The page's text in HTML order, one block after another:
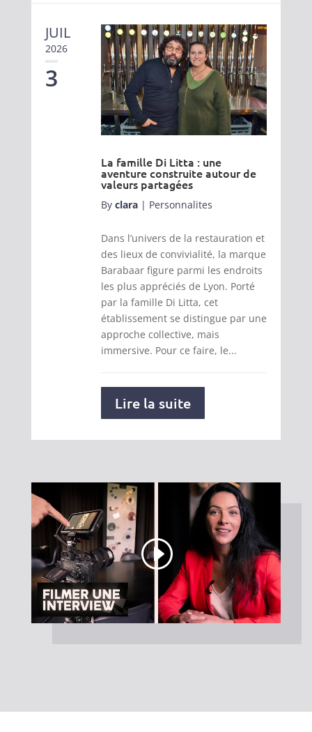
JUIL
2026
3
La famille Di Litta : une
aventure construite autour de
valeurs partagées
By clara| Personnalites
Dans l’univers de la restauration et
des lieux de convivialité, la marque
Barabaar figure parmi les endroits
les plus appréciés de Lyon. Porté
par la famille Di Litta, cet
établissement se distingue par une
approche collective, mais
immersive. Pour ce faire, le...
Lire la suite